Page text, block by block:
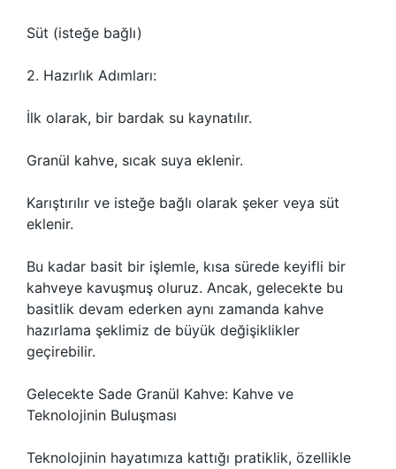
Süt (isteğe bağlı)
2. Hazırlık Adımları:
İlk olarak, bir bardak su kaynatılır.
Granül kahve, sıcak suya eklenir.
Karıştırılır ve isteğe bağlı olarak şeker veya süt
eklenir.
Bu kadar basit bir işlemle, kısa sürede keyifli bir
kahveye kavuşmuş oluruz. Ancak, gelecekte bu
basitlik devam ederken aynı zamanda kahve
hazırlama şeklimiz de büyük değişiklikler
geçirebilir.
Gelecekte Sade Granül Kahve: Kahve ve
Teknolojinin Buluşması
Teknolojinin hayatımıza kattığı pratiklik, özellikle